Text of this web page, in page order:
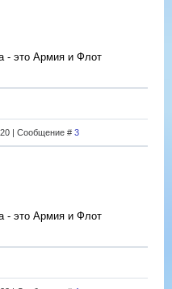
- это Армия и Флот
| Сообщение # 3
- это Армия и Флот